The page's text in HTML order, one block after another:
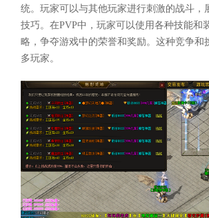
统。玩家可以与其他玩家进行刺激的战斗，
技巧。在PVP中，玩家可以使用各种技能和
略，争夺游戏中的荣誉和奖励。这种竞争和
多玩家。